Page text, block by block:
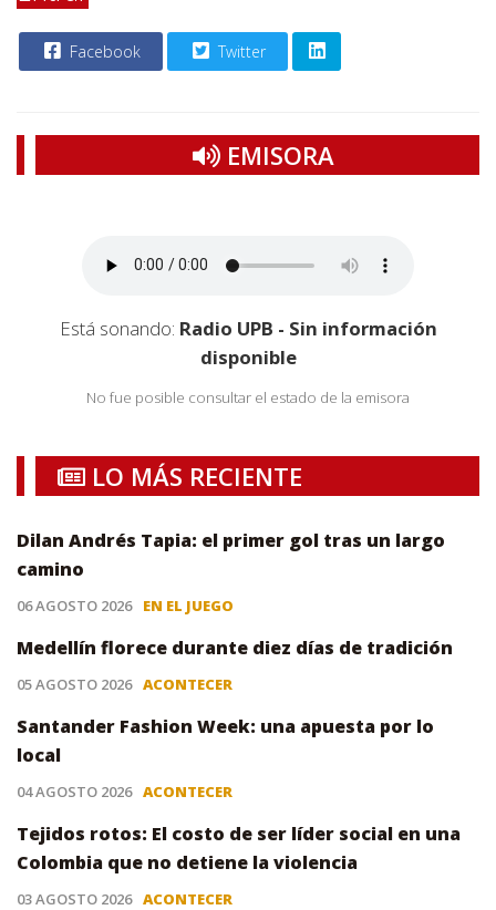
Facebook Twitter
EMISORA
Está sonando: Radio UPB - Sin información
disponible
No fue posible consultar el estado de la emisora
LO MÁS RECIENTE
Dilan Andrés Tapia: el primer gol tras un largo
camino
06 AGOSTO 2026 EN EL JUEGO
Medellín florece durante diez días de tradición
05 AGOSTO 2026 ACONTECER
Santander Fashion Week: una apuesta por lo
local
04 AGOSTO 2026 ACONTECER
Tejidos rotos: El costo de ser líder social en una
Colombia que no detiene la violencia
03 AGOSTO 2026 ACONTECER